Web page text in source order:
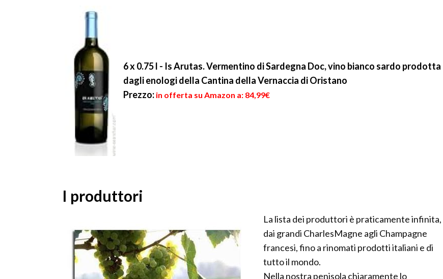
6 x 0.75 l - Is Arutas. Vermentino di Sardegna Doc, vino bianco sardo prodotta
dagli enologi della Cantina della Vernaccia di Oristano
Prezzo: in offerta su Amazon a: 84,99€
I produttori
La lista dei produttori è praticamente infinita,
dai grandi CharlesMagne agli Champagne
francesi, fino a rinomati prodotti italiani e di
tutto il mondo.
Nella nostra penisola chiaramente lo